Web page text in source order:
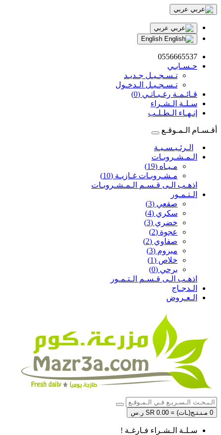
عربي
عربي
0556665537
حـسـابـي
تـسـجـيـل جـديـد
تـسـجـيـل الـدخـول
قـائـمـة رغـبـاتـي (0)
سـلـة الـشـراء
إنـهـاء الـطـلـب
أقـسـام الـمـوقـع
الـرئـيـسـيـة
الـمـشـروبـات
مـيـاه (19)
مـشـروبـات غـازيـة (10)
اذهـب الـى قـسـم الـمـشـروبـات
الـتـمـور
صقعي (3)
سكري (4)
خضري (3)
عجوة (2)
صفاوي (2)
مبروم (3)
خلاص (1)
برحي (0)
اذهـب الـى قـسـم الـتـمـور
الـدجـاج
الـعـروض
0 مـنـتـج(ـات) = SR 0.00 ر.س
سـلـة الـشـراء فـارغـة !